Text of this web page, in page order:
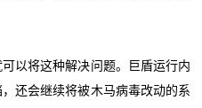
将这种解决问题。巨盾运行内
还会继续将被木马病毒改动的系